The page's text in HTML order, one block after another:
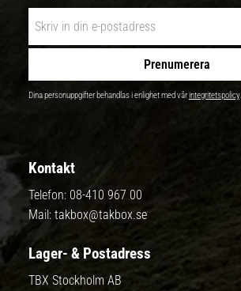
Prenumerera
Dina personuppgifter behandlas i enlighet med vårintegritetspolicy.
Kontakt
Telefon: 08-410 967 00
Mail: takbox@takbox.se
Lager- & Postadress
TBX Stockholm AB